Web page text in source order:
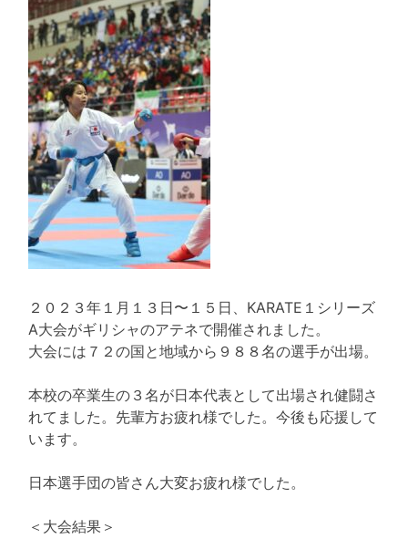
２０２３年１月１３日〜１５日、KARATE１シリーズ
A大会がギリシャのアテネで開催されました。
大会には７２の国と地域から９８８名の選手が出場。
本校の卒業生の３名が日本代表として出場され健闘さ
れてました。先輩方お疲れ様でした。今後も応援して
います。
日本選手団の皆さん大変お疲れ様でした。
＜大会結果＞